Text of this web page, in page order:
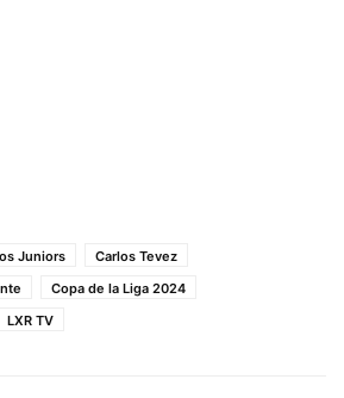
Juniors
Carlos Tevez
Copa de la Liga 2024
LXR TV